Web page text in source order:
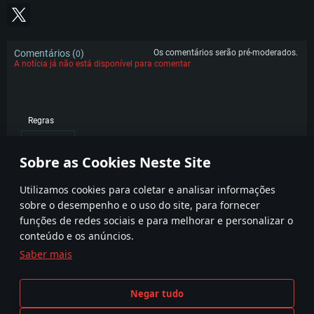
Sobre as Cookies Neste Site
Utilizamos cookies para coletar e analisar informações
sobre o desempenho e o uso do site, para fornecer
funções de redes sociais e para melhorar e personalizar o
conteúdo e os anúncios.
Saber mais
Negar tudo
Comentários (0)
Os comentários serão pré-moderados.
A notícia já não está disponível para comentar
Regras
Termos e condições
Política de Privacidade
Definições de Cookies